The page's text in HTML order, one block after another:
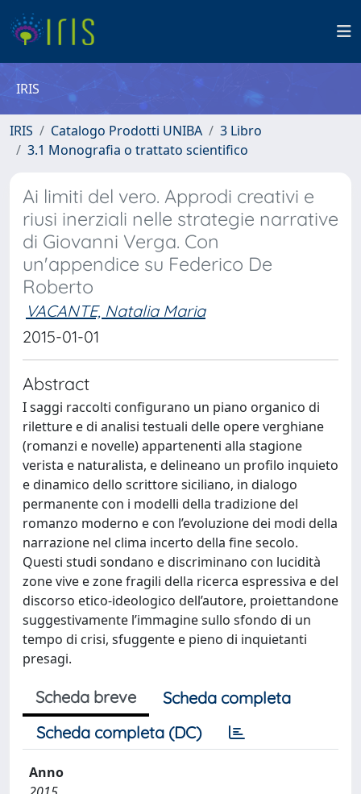
IRIS
IRIS Catalogo Prodotti UNIBA
3 Libro
3.1 Monografia o trattato scientifico
Ai limiti del vero. Approdi creativi e
riusi inerziali nelle strategie narrative
di Giovanni Verga. Con
un'appendice su Federico De
Roberto
VACANTE, Natalia Maria
2015-01-01
Abstract
I saggi raccolti configurano un piano organico di
riletture e di analisi testuali delle opere verghiane
(romanzi e novelle) appartenenti alla stagione
verista e naturalista, e delineano un profilo inquieto
e dinamico dello scrittore siciliano, in dialogo
permanente con i modelli della tradizione del
romanzo moderno e con l’evoluzione dei modi della
narrazione nel clima incerto della fine secolo.
Questi studi sondano e discriminano con lucidità
zone vive e zone fragili della ricerca espressiva e del
discorso etico-ideologico dell’autore, proiettandone
suggestivamente l’immagine sullo sfondo di un
tempo di crisi, sfuggente e pieno di inquietanti
presagi.
Scheda breve
Scheda completa
Scheda completa (DC)
Anno